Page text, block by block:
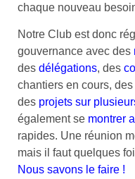
chaque nouveau
Notre Club est donc
gouvernance avec des
des délégations, des
chantiers en cours, des
des projets sur
également se montrer
rapides. Une réunion
mais il faut quelques
Nous savons le faire !